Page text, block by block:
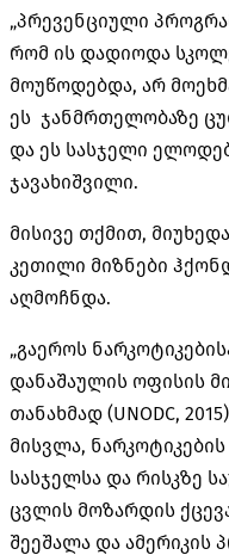
„პრევენციული
რომ ის დადიოდა
მოუწოდებდა, არ
ეს ჯანმრთელობაზე
და ეს სასჯელი
ჯავახიშვილი.
მისივე თქმით,
კეთილი მიზნები
აღმოჩნდა.
„გაეროს
დანაშაულის ოფისის
თანახმად (UNODC,
მისვლა,
სასჯელსა და რისკზე
ცვლის მოზარდის
შეეშალა და ამერიკის